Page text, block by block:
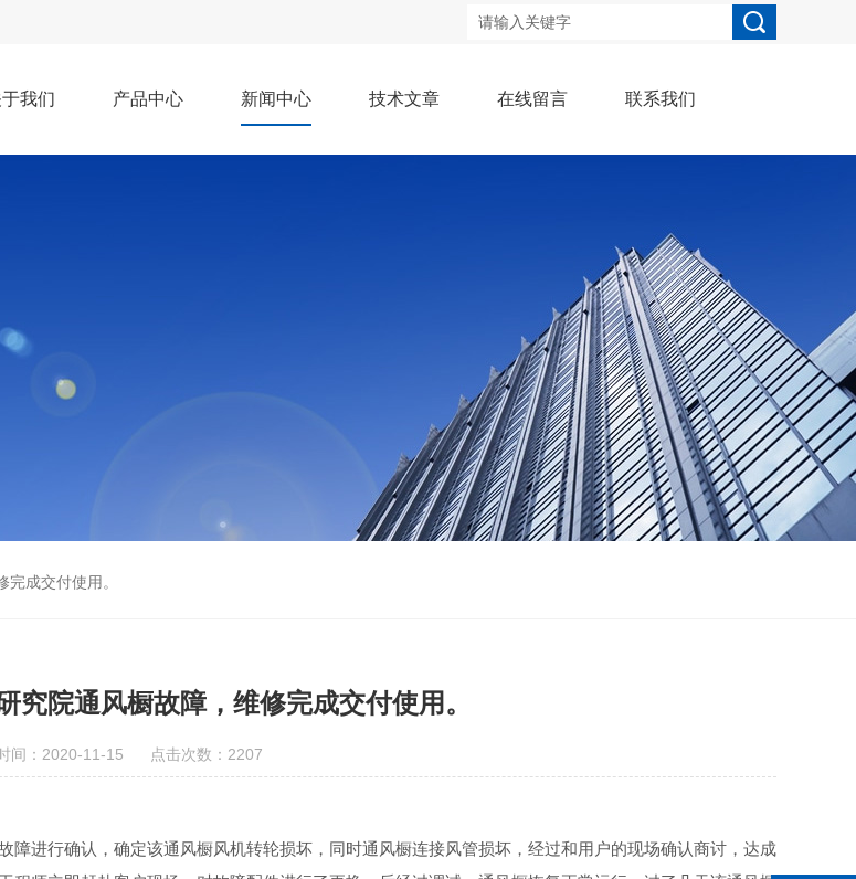
我们 产品中心 新闻中心 技术文章 在线留言 联系我们
成交付使用。
究院通风橱故障，维修完成交付使用。
间：2020-11-15 点击次数：2207
进行确认，确定该通风橱风机转轮损坏，同时通风橱连接风管损坏，经过和用户的现场确认商讨，达成